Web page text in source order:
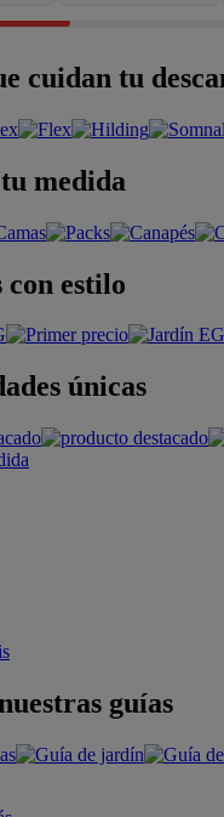
cuidan tu
medida
con estilo
únicas
guías